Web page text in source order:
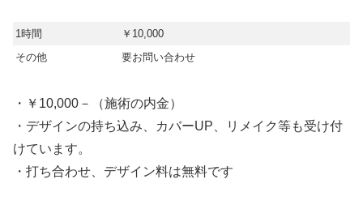
1時間
￥10,000
その他
要お問い合わせ
・￥10,000－（施術の内金）
・デザインの持ち込み、カバーUP、リメイク等も受け付
けています。
・打ち合わせ、デザイン料は無料です